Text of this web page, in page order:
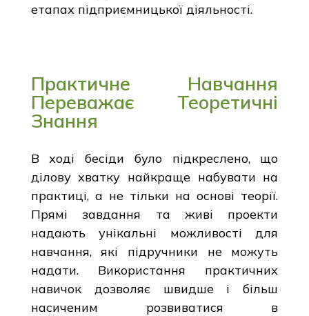
етапах підприємницької діяльності.
Практичне Навчання
Переважає Теоретичні
Знання
В ході бесіди було підкреслено, що
ділову хватку найкраще набувати на
практиці, а не тільки на основі теорії.
Прямі завдання та живі проекти
надають унікальні можливості для
навчання, які підручники не можуть
надати. Використання практичних
навичок дозволяє швидше і більш
насиченим розвиватися в